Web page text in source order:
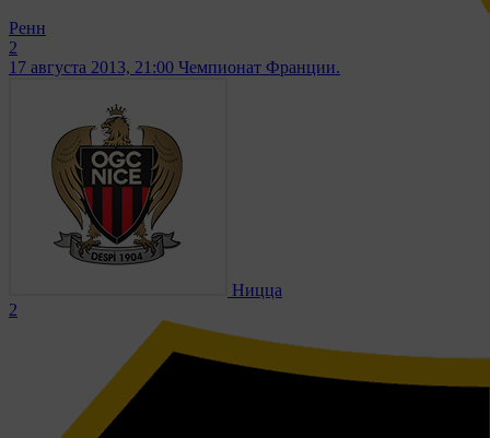
Ренн
2
17 августа 2013, 21:00 Чемпионат Франции.
Ницца
2